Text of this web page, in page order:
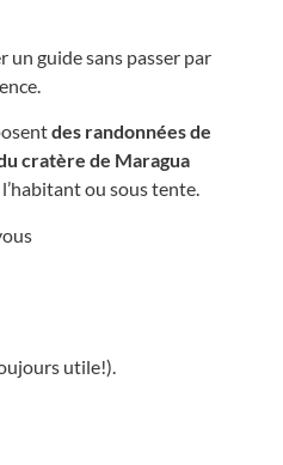
un guide sans passer par
des randonnées de
cratère de Maragua
ou sous tente.
utile!).